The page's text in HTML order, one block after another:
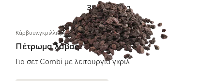
39 Προϊόντα
Κάρβουν.γκριλλιέρας
Πέτρωμα λάβας
Για σετ Combi με λειτουργία γκριλ